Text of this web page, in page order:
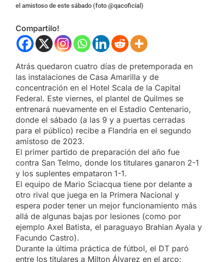
el amistoso de este sábado (foto @qacoficial)
Compartilo!
Atrás quedaron cuatro días de pretemporada en
las instalaciones de Casa Amarilla y de
concentración en el Hotel Scala de la Capital
Federal. Este viernes, el plantel de Quilmes se
entrenará nuevamente en el Estadio Centenario,
donde el sábado (a las 9 y a puertas cerradas
para el público) recibe a Flandria en el segundo
amistoso de 2023.
El primer partido de preparación del año fue
contra San Telmo, donde los titulares ganaron 2-1
y los suplentes empataron 1-1.
El equipo de Mario Sciacqua tiene por delante a
otro rival que juega en la Primera Nacional y
espera poder tener un mejor funcionamiento más
allá de algunas bajas por lesiones (como por
ejemplo Axel Batista, el paraguayo Brahian Ayala y
Facundo Castro).
Durante la última práctica de fútbol, el DT paró
entre los titulares a Milton Álvarez en el arco;